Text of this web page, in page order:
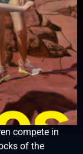
compete in
of the